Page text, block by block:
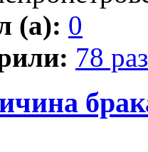
(а): 0
78 раз